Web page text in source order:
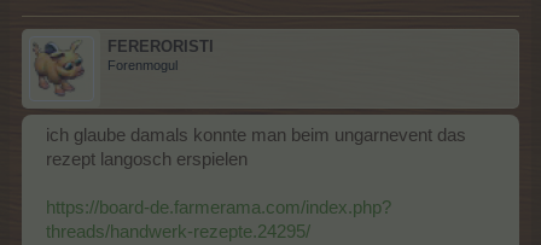
FERERORISTI
Forenmogul
ich glaube damals konnte man beim ungarnevent das
rezept langosch erspielen
https://board-de.farmerama.com/index.php?
threads/handwerk-rezepte.24295/